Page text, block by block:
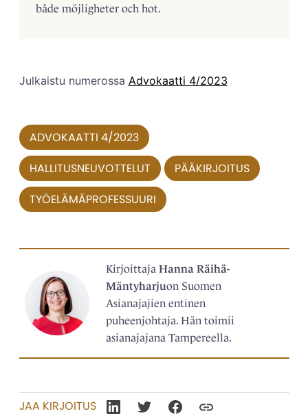
både möjligheter och hot.
Julkaistu numerossa Advokaatti 4/2023
ADVOKAATTI 4/2023
HALLITUSNEUVOTTELUT
PÄÄKIRJOITUS
TYÖELÄMÄPROFESSUURI
Kirjoittaja Hanna Räihä-
Mäntyharjuon Suomen
Asianajajien entinen
puheenjohtaja. Hän toimii
asianajajana Tampereella.
JAA KIRJOITUS